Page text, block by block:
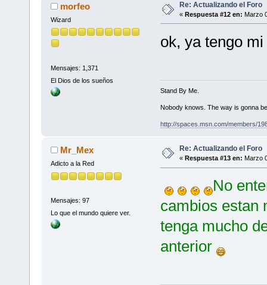
morfeo
Wizard
Mensajes: 1,371
El Dios de los sueños
Re: Actualizando el Foro
« Respuesta #12 en: Marzo
ok, ya tengo
Stand By Me.
Nobody knows. The way is gonna
http://spaces.msn.com/members/
Mr_Mex
Adicto a la Red
Mensajes: 97
Lo que el mundo quiere ver.
Re: Actualizando el Foro
« Respuesta #13 en: Marzo
No
cambios estan
tenga mucho
anterior